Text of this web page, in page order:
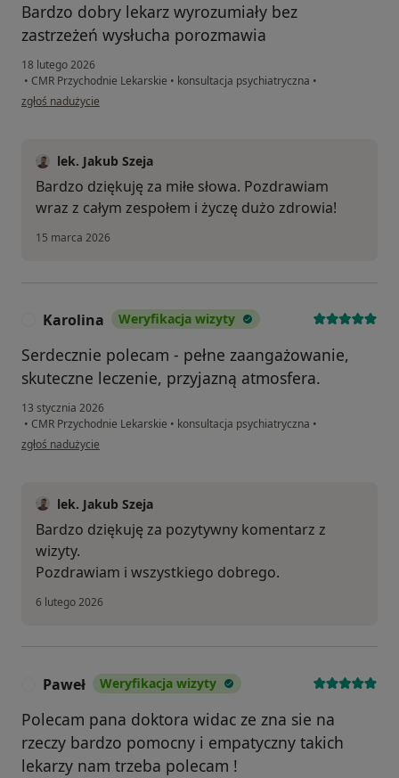
Bardzo dobry lekarz wyrozumiały bez
zastrzeżeń wysłucha porozmawia
18 lutego 2026
• CMR Przychodnie Lekarskie • konsultacja psychiatryczna •
w opinii użytkownika M.Z
zgłoś nadużycie
lek. Jakub Szeja
Bardzo dziękuję za miłe słowa. Pozdrawiam
wraz z całym zespołem i życzę dużo zdrowia!
15 marca 2026
Karolina Weryfikacja wizyty
Serdecznie polecam - pełne zaangażowanie,
skuteczne leczenie, przyjazną atmosfera.
13 stycznia 2026
• CMR Przychodnie Lekarskie • konsultacja psychiatryczna •
w opinii użytkownika Karolina
zgłoś nadużycie
lek. Jakub Szeja
Bardzo dziękuję za pozytywny komentarz z
wizyty.
Pozdrawiam i wszystkiego dobrego.
6 lutego 2026
Paweł Weryfikacja wizyty
Polecam pana doktora widac ze zna sie na
rzeczy bardzo pomocny i empatyczny takich
lekarzy nam trzeba polecam !